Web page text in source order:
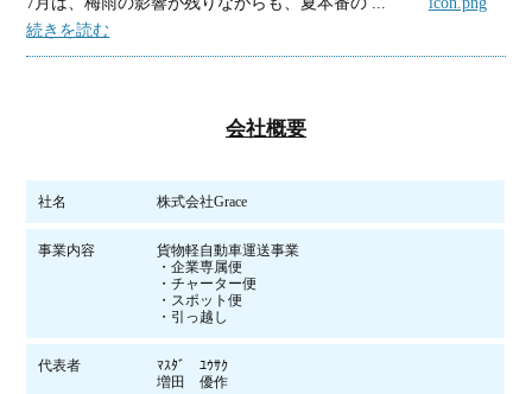
続きを読む
会社概要
社名 株式会社Grace
事業内容
貨物軽自動車運送事業
・企業専属便
・チャーター便
・スポット便
・引っ越し
代表者
ﾏｽﾀﾞ ﾕｳｻｸ
増田 優作